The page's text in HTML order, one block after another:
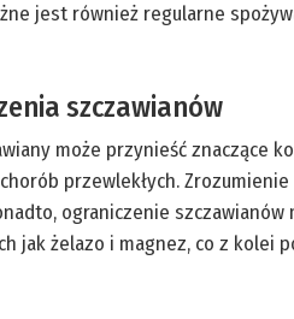
jest również regularne
szczawianów
może przynieść znaczące
przewlekłych.
ograniczenie
jak żelazo i magnez, co z kolei